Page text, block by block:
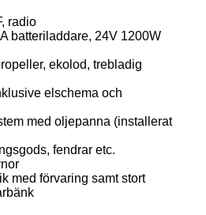
radio
batteriladdare, 24V 1200W
ekolod, trebladig
elschema och
med oljepanna (installerat
fendrar etc.
med förvaring samt stort